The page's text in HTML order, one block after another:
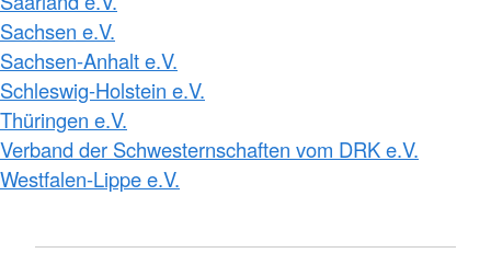
Sachsen e.V.
Sachsen-Anhalt e.V.
Schleswig-Holstein e.V.
Thüringen e.V.
Verband der Schwesternschaften vom DRK e.V.
Westfalen-Lippe e.V.